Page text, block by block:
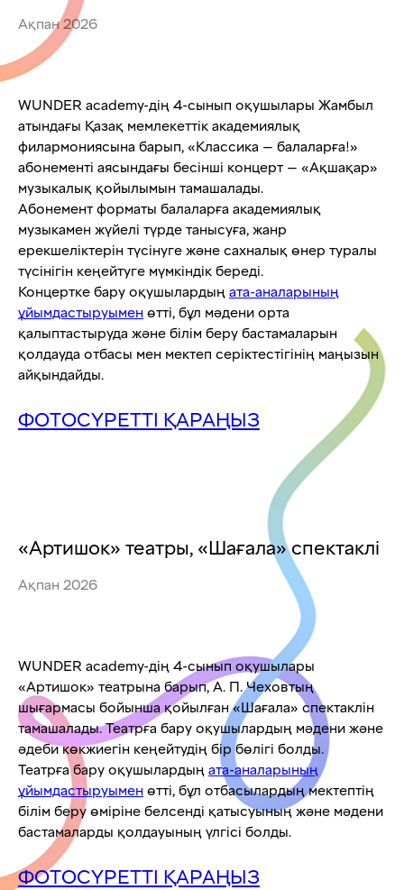
Ақпан 2026
WUNDER academy-дің 4-сынып оқушылары Жамбыл
атындағы Қазақ мемлекеттік академиялық
филармониясына барып, «Классика — балаларға!»
абонементі аясындағы бесінші концерт — «Ақшақар»
музыкалық қойылымын тамашалады.
Абонемент форматы балаларға академиялық
музыкамен жүйелі түрде танысуға, жанр
ерекшеліктерін түсінуге және сахналық өнер туралы
түсінігін кеңейтуге мүмкіндік береді.
Концертке бару оқушылардың ата-аналарының
ұйымдастыруымен өтті, бұл мәдени орта
қалыптастыруда және білім беру бастамаларын
қолдауда отбасы мен мектеп серіктестігінің маңызын
айқындайды.
ФОТОСҮРЕТТІ ҚАРАҢЫЗ
«Артишок» театры, «Шағала» спектаклі
Ақпан 2026
WUNDER academy-дің 4-сынып оқушылары
«Артишок» театрына барып, А. П. Чеховтың
шығармасы бойынша қойылған «Шағала» спектаклін
тамашалады. Театрға бару оқушылардың мәдени және
әдеби көкжиегін кеңейтудің бір бөлігі болды.
Театрға бару оқушылардың ата-аналарының
ұйымдастыруымен өтті, бұл отбасылардың мектептің
білім беру өміріне белсенді қатысуының және мәдени
бастамаларды қолдауының үлгісі болды.
ФОТОСҮРЕТТІ ҚАРАҢЫЗ